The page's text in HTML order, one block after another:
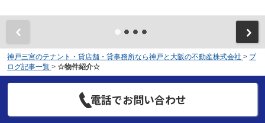
神戸三宮のテナント・貸店舗・貸事務所なら神戸と大阪の不動産株式会社 > ブ
ログ記事一覧 > ☆物件紹介☆
電話でお問い合わせ